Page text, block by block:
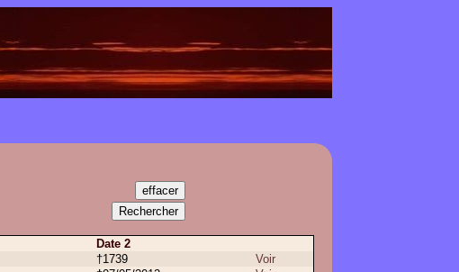
Date 2
†1739
Voir